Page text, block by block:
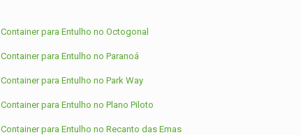
Container para Entulho no Octogonal
Container para Entulho no Paranoá
Container para Entulho no Park Way
Container para Entulho no Plano Piloto
Container para Entulho no Recanto das Emas